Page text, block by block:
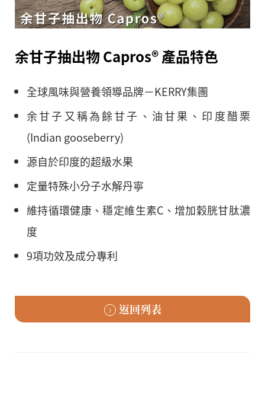
余甘子抽出物 Capros® 產品特色
全球風味與營養領導品牌－KERRY集團
余甘子又稱為餘甘子、油甘果、印度醋栗
(Indian gooseberry)
源自於印度的超級水果
定量特殊小分子水解丹寧
維持循環健康、穩定維生素C、增加穀胱甘肽濃
度
9項功效及成分專利
返回列表